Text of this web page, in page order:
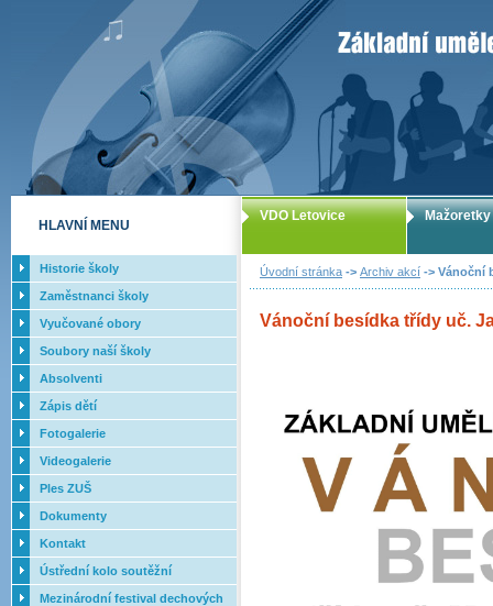
ZUŠ Letovice
Úvodní stránka -> Archiv akcí -> Vánoční
Vánoční besídka třídy uč.
VDO Letovice Mažoretky
HLAVNÍ MENU
Historie školy
Zaměstnanci školy
Vyučované obory
Soubory naší školy
Absolventi
Zápis dětí
Fotogalerie
Videogalerie
Ples ZUŠ
Dokumenty
Kontakt
Ústřední kolo soutěžní
přehlídky dechových orchestrů
Mezinárodní festival dechových